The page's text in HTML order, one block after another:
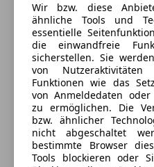
Jetzt
Verkäufer Händler
Autohaus Wais
Anbieter auf AutoScout24 seit 2025
Wiener Straße 62,
Wir bzw. diese
ähnliche Tools und
essentielle
die einwandfreie
sicherstellen. Sie
von
Funktionen wie das
von Anmeldedaten oder
zu ermöglichen. Die
bzw. ähnlicher
nicht abgeschaltet
bestimmte Browser
Tools blockieren oder